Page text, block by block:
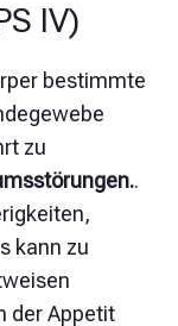
IV)
bestimmte
zu
.
kann zu
der Appetit